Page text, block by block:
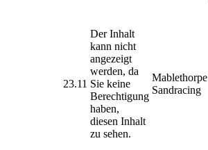
23.11
Der Inhalt
kann nicht
angezeigt
werden, da
Sie keine
Berechtigung
haben,
diesen Inhalt
zu sehen.
Mablethorpe
Sandracing